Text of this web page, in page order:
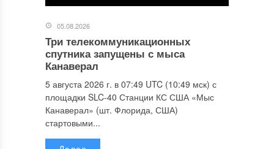
05.08.2026
Три телекоммуникационных
спутника запущены с мыса
Канаверал
5 августа 2026 г. в 07:49 UTC (10:49 мск) с
площадки SLC-40 Станции КС США «Мыс
Канаверал» (шт. Флорида, США)
стартовыми...